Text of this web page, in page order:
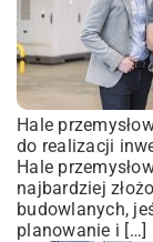
Hale
do realizacji
Hale
najbardziej
budowlanych,
planowanie i […]